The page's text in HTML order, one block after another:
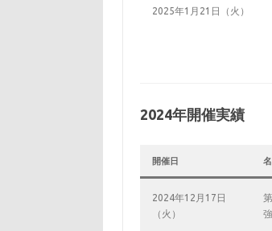
2025年1月21日（火）
2024年開催実績
開催日
2024年12月17日
（火）